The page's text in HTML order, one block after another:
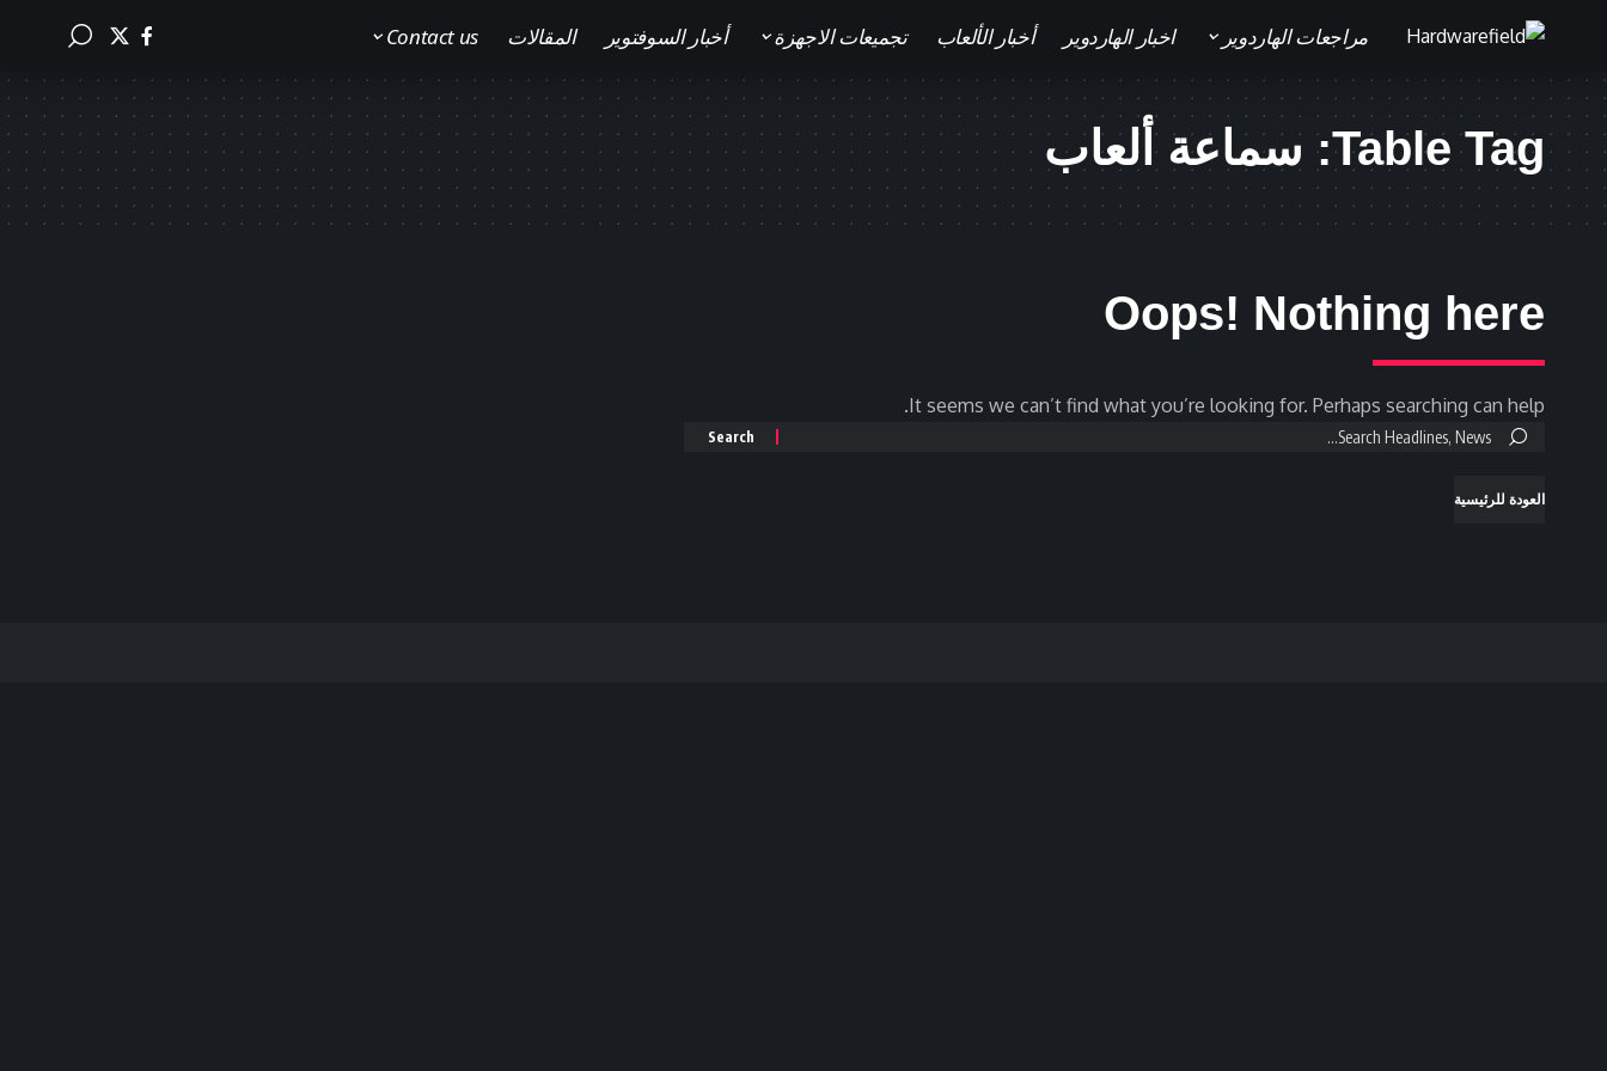
مراجعات الهاردوير اخبار الهاردوير أخبار الألعاب تجميعات الاجهزة أخبار السوفتوير المقالات Contact us
Table Tag: سماعة ألعاب
Oops! Nothing here
It seems we can’t find what you’re looking for. Perhaps searching can help.
Search
العودة للرئيسية